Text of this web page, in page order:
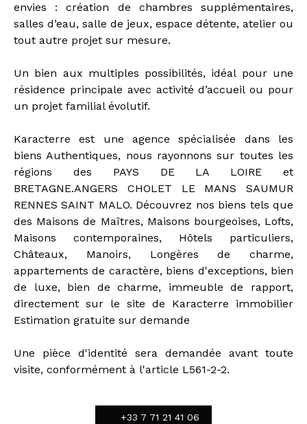
envies : création de chambres supplémentaires,
salles d’eau, salle de jeux, espace détente, atelier ou
tout autre projet sur mesure.
Un bien aux multiples possibilités, idéal pour une
résidence principale avec activité d’accueil ou pour
un projet familial évolutif.
Karacterre est une agence spécialisée dans les
biens Authentiques, nous rayonnons sur toutes les
régions des PAYS DE LA LOIRE et
BRETAGNE.ANGERS CHOLET LE MANS SAUMUR
RENNES SAINT MALO. Découvrez nos biens tels que
des Maisons de Maîtres, Maisons bourgeoises, Lofts,
Maisons contemporaines, Hôtels particuliers,
Châteaux, Manoirs, Longères de charme,
appartements de caractère, biens d'exceptions, bien
de luxe, bien de charme, immeuble de rapport,
directement sur le site de Karacterre immobilier
Estimation gratuite sur demande
Une pièce d'identité sera demandée avant toute
visite, conformément à l'article L561-2-2.
+33 7 71 21 41 06